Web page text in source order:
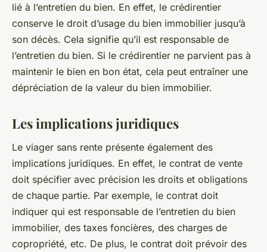
lié à l’entretien du bien. En effet, le crédirentier
conserve le droit d’usage du bien immobilier jusqu’à
son décès. Cela signifie qu’il est responsable de
l’entretien du bien. Si le crédirentier ne parvient pas à
maintenir le bien en bon état, cela peut entraîner une
dépréciation de la valeur du bien immobilier.
Les implications juridiques
Le viager sans rente présente également des
implications juridiques. En effet, le contrat de vente
doit spécifier avec précision les droits et obligations
de chaque partie. Par exemple, le contrat doit
indiquer qui est responsable de l’entretien du bien
immobilier, des taxes foncières, des charges de
copropriété, etc. De plus, le contrat doit prévoir des